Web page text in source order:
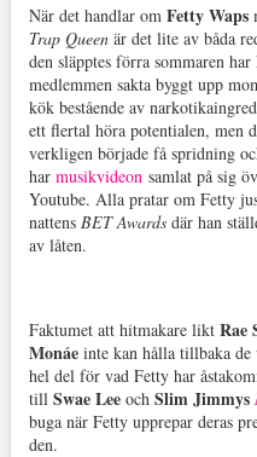
När det handlar om Fetty Waps
Trap Queen är det lite av båda
den släpptes förra sommaren
medlemmen sakta byggt upp
kök bestående av
ett flertal höra potentialen, men
verkligen började få spridning
har musikvideonsamlat på sig
Youtube. Alla pratar om Fetty
nattens BET Awardsdär han
av låten.
Faktumet att hitmakare likt Rae
Monáeinte kan hålla tillbaka de
hel del för vad Fetty har
till Swae Leeoch Slim Jimmys
buga när Fetty upprepar deras
den.